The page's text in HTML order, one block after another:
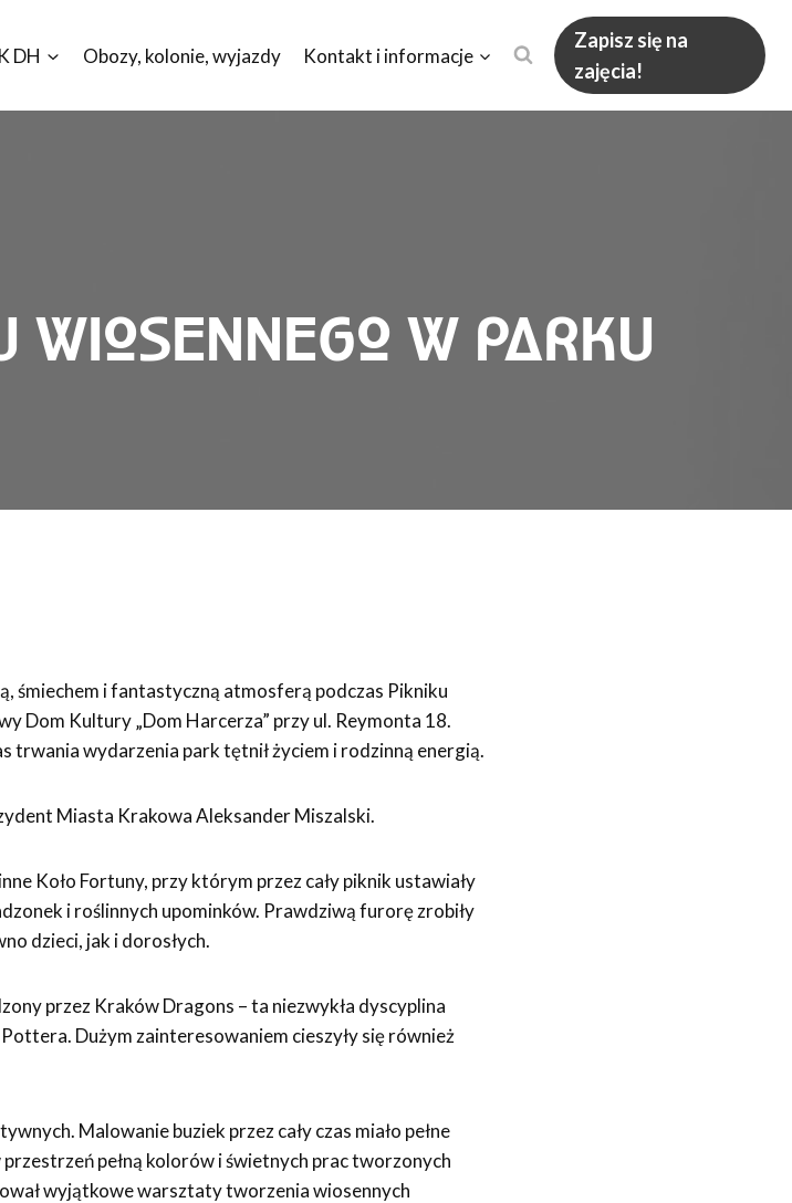
DH Obozy, kolonie, wyjazdy Kontakt i informacje
Zapisz się na
zajęcia!
W PARKU
śmiechem i fantastyczną atmosferą podczas Pikniku
Dom Kultury „Dom Harcerza” przy ul. Reymonta 18.
trwania wydarzenia park tętnił życiem i rodzinną energią.
Miasta Krakowa Aleksander Miszalski.
Koło Fortuny, przy którym przez cały piknik ustawiały
i roślinnych upominków. Prawdziwą furorę zrobiły
dzieci, jak i dorosłych.
przez Kraków Dragons – ta niezwykła dyscyplina
Dużym zainteresowaniem cieszyły się również
Malowanie buziek przez cały czas miało pełne
pełną kolorów i świetnych prac tworzonych
wyjątkowe warsztaty tworzenia wiosennych